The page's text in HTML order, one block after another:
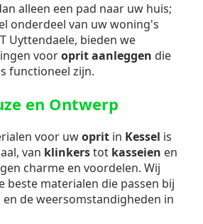
alleen een pad naar uw huis;
onderdeel van uw woning's
Uyttendaele, bieden we
vooroprit aanleggen die
functioneel zijn.
en Ontwerp
voor uwoprit in Kessel is
van klinkerstot kasseien en
charme en voordelen. Wij
beste materialen die passen bij
de weersomstandigheden in